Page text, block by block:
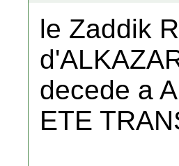
le Zaddik
decede a
ETE